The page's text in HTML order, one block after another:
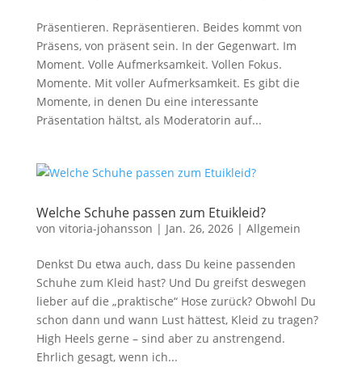
Präsentieren. Repräsentieren. Beides kommt von
Präsens, von präsent sein. In der Gegenwart. Im
Moment. Volle Aufmerksamkeit. Vollen Fokus.
Momente. Mit voller Aufmerksamkeit. Es gibt die
Momente, in denen Du eine interessante
Präsentation hältst, als Moderatorin auf...
Welche Schuhe passen zum Etuikleid?
von vitoria-johansson | Jan. 26, 2026| Allgemein
Denkst Du etwa auch, dass Du keine passenden
Schuhe zum Kleid hast? Und Du greifst deswegen
lieber auf die „praktische“ Hose zurück? Obwohl Du
schon dann und wann Lust hättest, Kleid zu tragen?
High Heels gerne – sind aber zu anstrengend.
Ehrlich gesagt, wenn ich...